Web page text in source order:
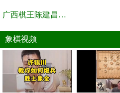
广西棋王陈建昌直播间
象棋视频